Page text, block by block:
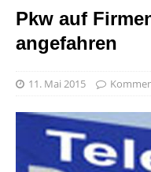
Pkw auf
angefahren
11. Mai 2015